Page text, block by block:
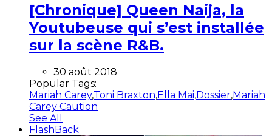
[Chronique] Queen Naija, la
Youtubeuse qui s’est installée
sur la scène R&B.
30 août 2018
Popular Tags:
Mariah Carey,Toni Braxton,Ella Mai,Dossier,Mariah
Carey Caution
See All
FlashBack